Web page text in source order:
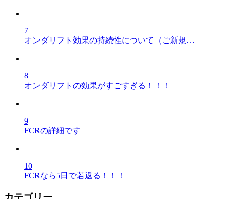
7
オンダリフト効果の持続性について（ご新規…
8
オンダリフトの効果がすごすぎる！！！
9
FCRの詳細です
10
FCRなら5日で若返る！！！